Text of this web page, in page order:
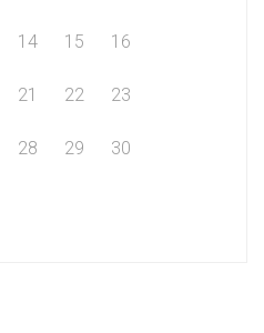
14 15 16
21 22 23
28 29 30